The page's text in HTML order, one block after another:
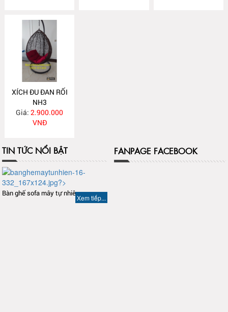
XÍCH ĐU ĐAN RỐI
NH3
Giá:2.900.000
VNĐ
TIN TỨC NỔI BẬT
Bàn ghế sofa mây tự nhiên
Xem tiếp...
FANPAGE FACEBOOK